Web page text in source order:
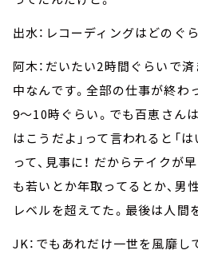
出水：レコーディングはどのぐ
阿木：だいたい2時間ぐらいで
中なんです。全部の仕事が終わ
9～10時ぐらい。でも百恵さん
はこうだよ」って言われると「
って、見事に！ だからテイクが
も若いとか年取ってるとか、男
レベルを超えてた。最後は人間
JK：でもあれだけ一世を風靡し